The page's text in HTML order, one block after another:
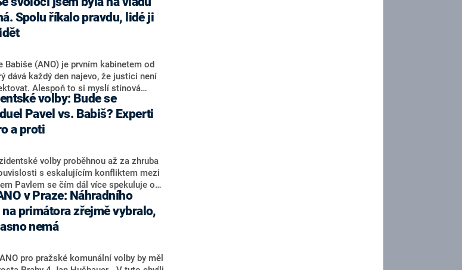
Pavel. Daleko za ním pak bookmakeři
politiky ANO, tedy premiéra
a ministra průmyslu Karla Havlíčka.
samotných sázkařů je poslanec za
Turek. Politolog Jan Kubáček nicméně
kohokoliv ze zmíněné trojice
Podle něj současná koalice dosud
by Pavlovi mohla konkurovat.
Spolu říkalo pravdu, lidé ji
Babiše (ANO) je prvním kabinetem od
dává každý den najevo, že justici není
Alespoň to si myslí stínová
ODS Eva Decroix. V
CNN Prima NEWS si nebrala servítky
výkonu svého nástupce Jeronýma
či vládní zmocněnkyně pro lidská
(ANO). Označením „svoloč“ na
byla ještě hodná. Decroix se také
porážce koalice Spolu či promluvila o
Martina Kuby.
Pavel vs. Babiš? Experti
a proti
volby proběhnou až za zhruba
s eskalujícím konfliktem mezi
Pavlem se čím dál více spekuluje o
do bitvy o Hrad mohla vyslat současná
političtí komentátoři znovu vytahují
Andreje Babiše (ANO). Jak moc je
že se v prezidentských volbách 2028
souboj z roku 2023?
v Praze: Náhradního
na primátora zřejmě vybralo,
nemá
pro pražské komunální volby by měl